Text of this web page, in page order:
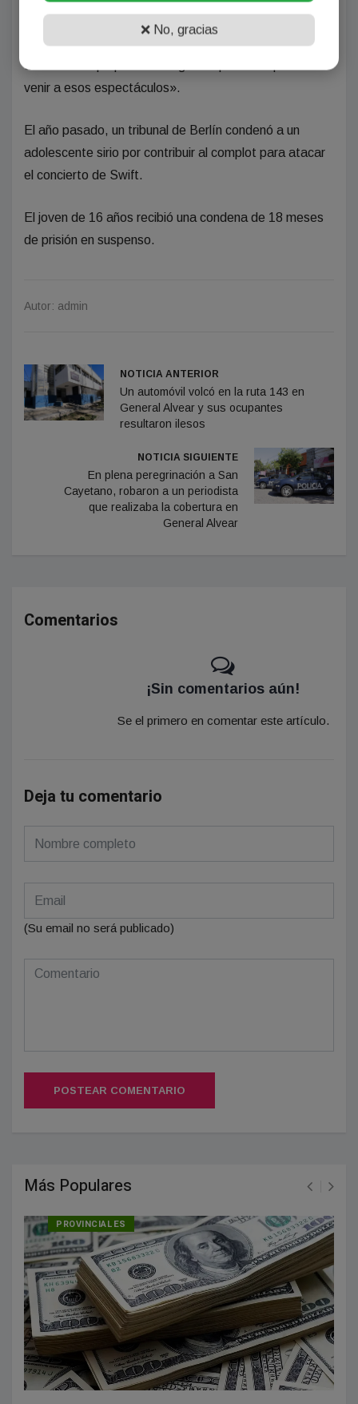
de las cancelaciones de sus conciertos en Viena la
«llenó de una nueva sensación de miedo y una
tremenda culpa por toda la gente que había planeado
venir a esos espectáculos».
El año pasado, un tribunal de Berlín condenó a un
adolescente sirio por contribuir al complot para atacar
el concierto de Swift.
El joven de 16 años recibió una condena de 18 meses
de prisión en suspenso.
Autor: admin
NOTICIA ANTERIOR
Un automóvil volcó en la ruta 143 en
General Alvear y sus ocupantes
resultaron ilesos
NOTICIA SIGUIENTE
En plena peregrinación a San
Cayetano, robaron a un periodista
que realizaba la cobertura en
General Alvear
Comentarios
¡Sin comentarios aún!
Se el primero en comentar este artículo.
Deja tu comentario
(Su email no será publicado)
POSTEAR COMENTARIO
Más Populares
PROVINCIALES
❌ No, gracias